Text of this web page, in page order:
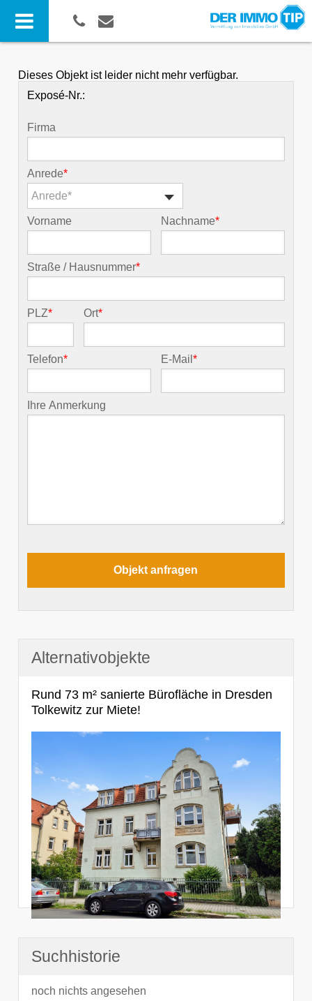
Dieses Objekt ist leider nicht mehr verfügbar.
Exposé-Nr.:
Firma
Anrede*
Anrede*
Vorname Nachname*
Straße / Hausnummer*
PLZ* Ort*
Telefon* E-Mail*
Ihre Anmerkung
Alternativobjekte
Rund 73 m² sanierte Bürofläche in Dresden
Tolkewitz zur Miete!
Suchhistorie
noch nichts angesehen